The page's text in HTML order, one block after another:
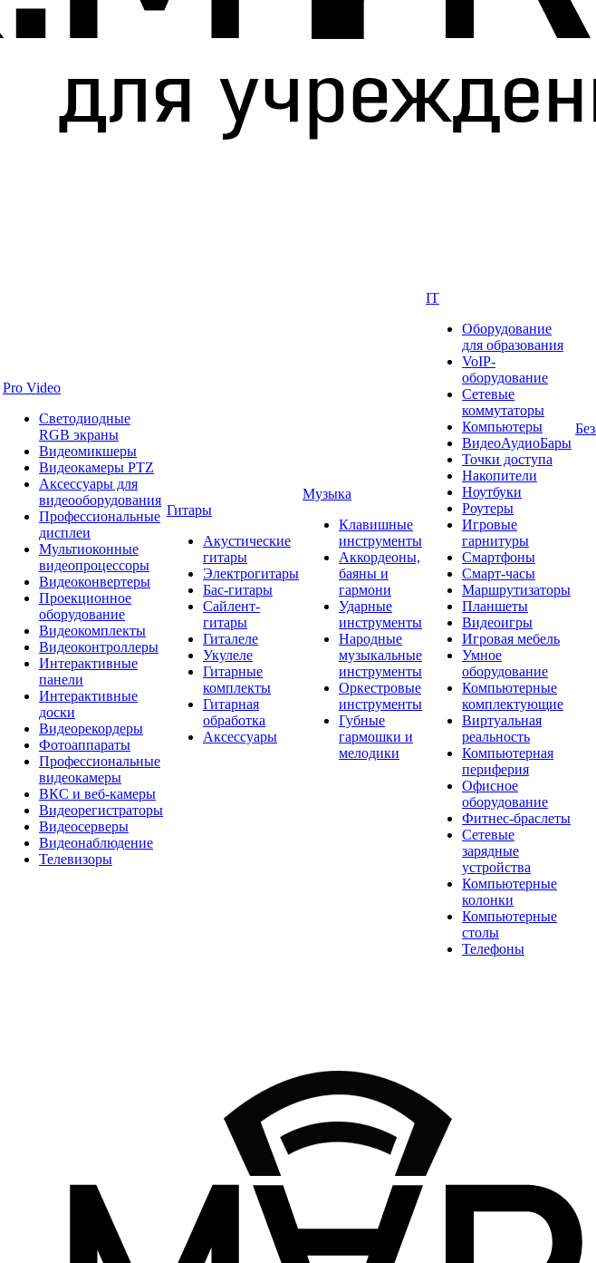
Pro Video
Светодиодные
RGB экраны
Видеомикшеры
Видеокамеры PTZ
Аксессуары для
видеооборудования
Профессиональные
дисплеи
Мультиоконные
видеопроцессоры
Видеоконвертеры
Проекционное
оборудование
Видеокомплекты
Видеоконтроллеры
Интерактивные
панели
Интерактивные
доски
Видеорекордеры
Фотоаппараты
Профессиональные
видеокамеры
ВКС и веб-камеры
Видеорегистраторы
Видеосерверы
Видеонаблюдение
Телевизоры
Гитары
Акустические
гитары
Электрогитары
Бас-гитары
Сайлент-
гитары
Гиталеле
Укулеле
Гитарные
комплекты
Гитарная
обработка
Аксессуары
Музыка
Клавишные
инструменты
Аккордеоны,
баяны и
гармони
Ударные
инструменты
Народные
музыкальные
инструменты
Оркестровые
инструменты
Губные
гармошки и
мелодики
IT
Оборудование
для образования
VoIP-
оборудование
Сетевые
коммутаторы
Компьютеры
ВидеоАудиоБары
Точки доступа
Накопители
Ноутбуки
Роутеры
Игровые
гарнитуры
Смартфоны
Смарт-часы
Маршрутизаторы
Планшеты
Видеоигры
Игровая мебель
Умное
оборудование
Компьютерные
комплектующие
Виртуальная
реальность
Компьютерная
периферия
Офисное
оборудование
Фитнес-браслеты
Сетевые
зарядные
устройства
Компьютерные
колонки
Компьютерные
столы
Телефоны